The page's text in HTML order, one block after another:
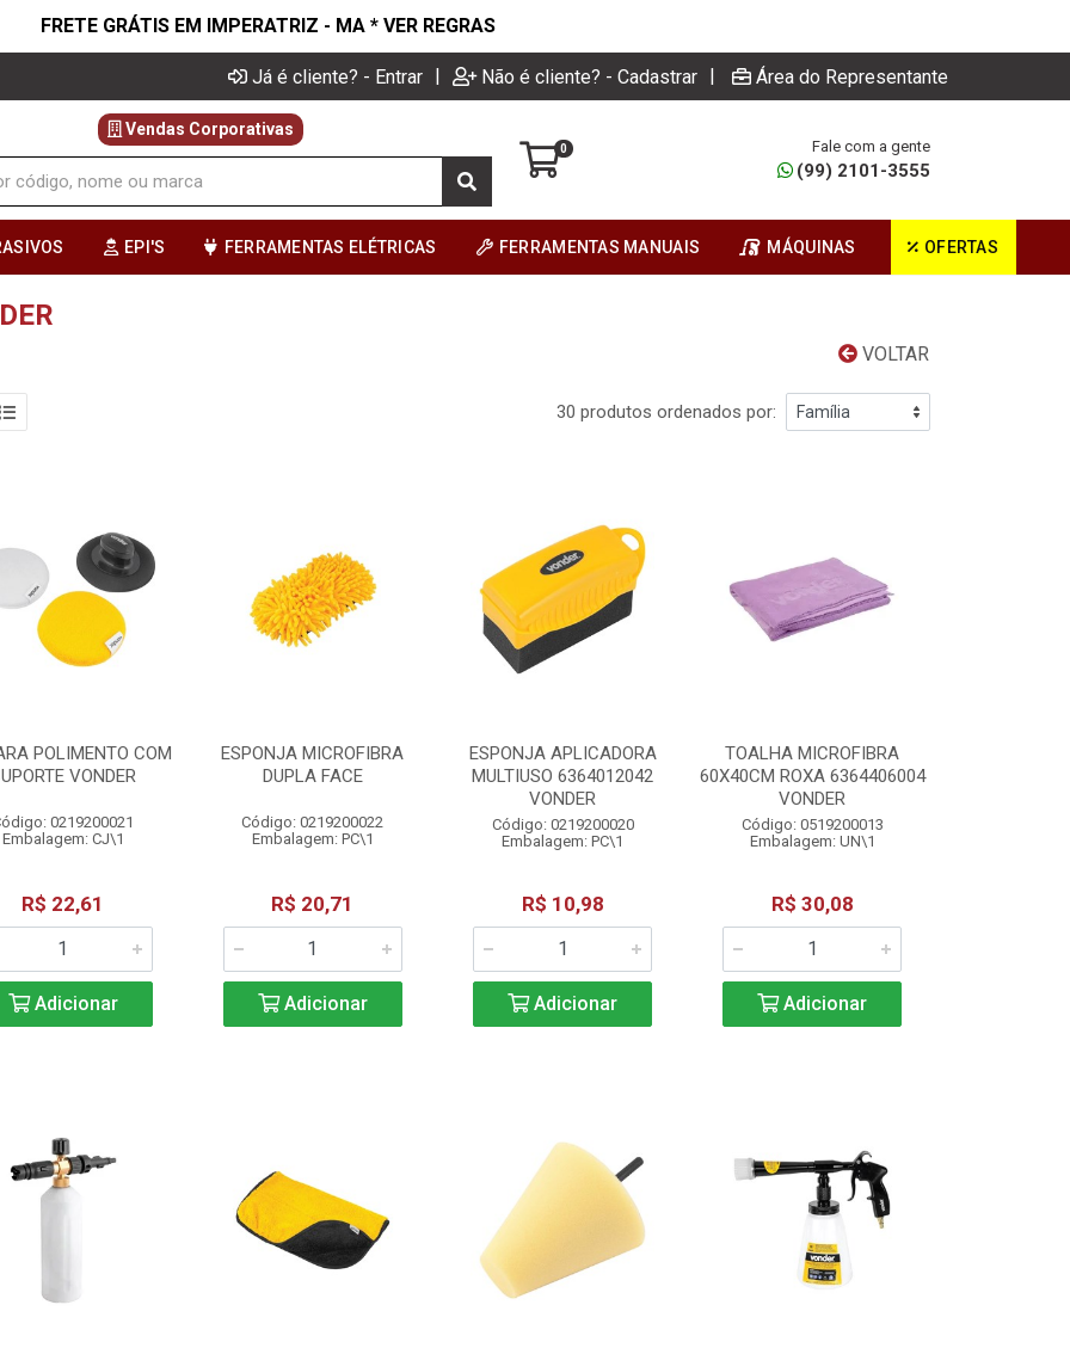
FRETE GRÁTIS EM IMPERATRIZ - MA * VER REGRAS
Já é cliente? - Entrar | Não é cliente? - Cadastrar | Área do Representante
Vendas Corporativas
0 Fale com a gente
(99) 2101-3555
EPI'S FERRAMENTAS ELÉTRICAS FERRAMENTAS MANUAIS MÁQUINAS OFERTAS
VOLTAR
30 produtos ordenados por:
POLIMENTO COM
VONDER
0219200021
Embalagem: CJ\1
R$ 22,61
Adicionar
ESPONJA MICROFIBRA
DUPLA FACE
Código: 0219200022
Embalagem: PC\1
R$ 20,71
Adicionar
ESPONJA APLICADORA
MULTIUSO 6364012042
VONDER
Código: 0219200020
Embalagem: PC\1
R$ 10,98
Adicionar
TOALHA MICROFIBRA
60X40CM ROXA 6364406004
VONDER
Código: 0519200013
Embalagem: UN\1
R$ 30,08
Adicionar